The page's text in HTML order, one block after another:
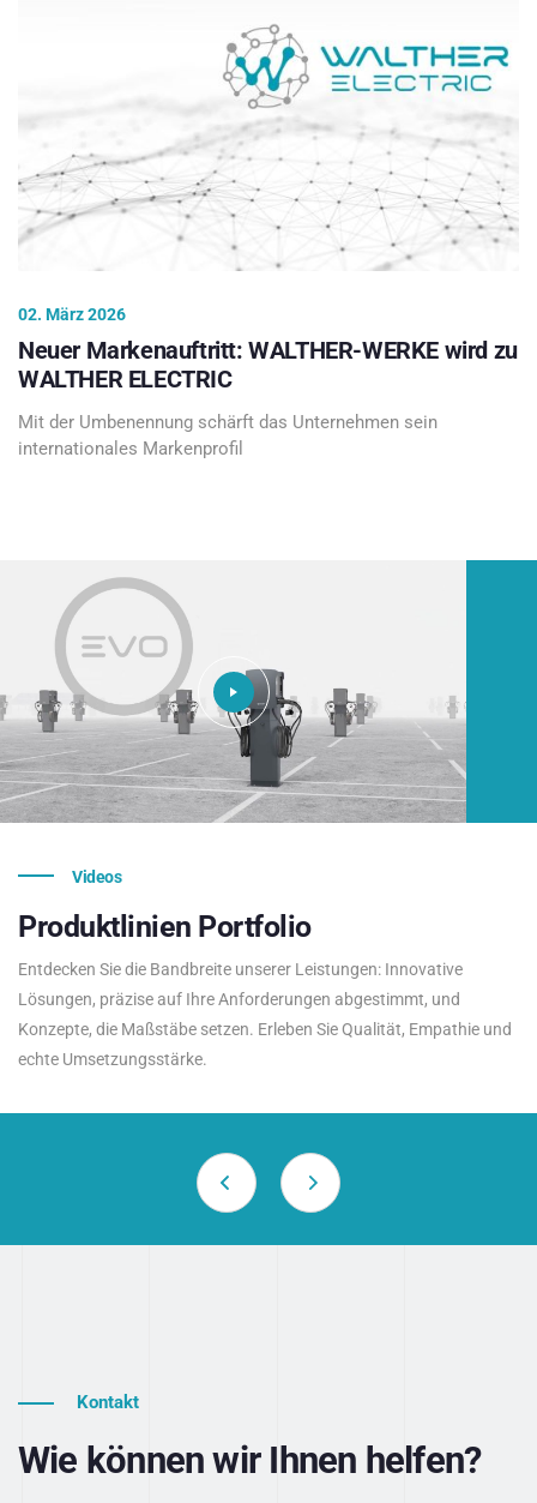
02. März 2026
Neuer Markenauftritt: WALTHER-WERKE wird zu
WALTHER ELECTRIC
Mit der Umbenennung schärft das Unternehmen sein
internationales Markenprofil
Videos
Produktlinien Portfolio
Entdecken Sie die Bandbreite unserer Leistungen: Innovative
Lösungen, präzise auf Ihre Anforderungen abgestimmt, und
Konzepte, die Maßstäbe setzen. Erleben Sie Qualität, Empathie und
echte Umsetzungsstärke.
Kontakt
Wie können wir Ihnen helfen?